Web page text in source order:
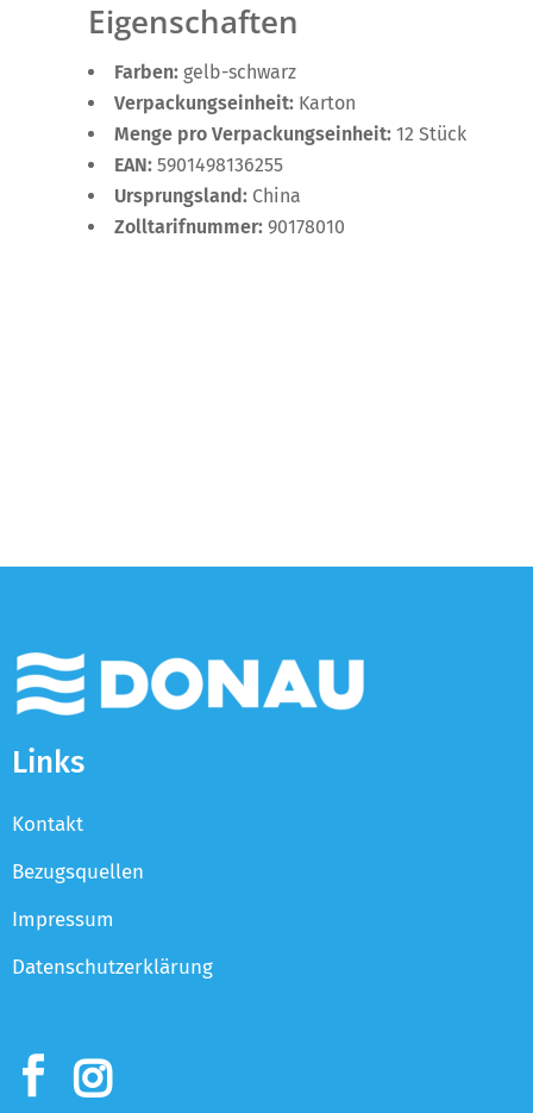
Eigenschaften
Farben: gelb-schwarz
Verpackungseinheit: Karton
Menge pro Verpackungseinheit: 12 Stück
EAN: 5901498136255
Ursprungsland: China
Zolltarifnummer: 90178010
Links
Kontakt
Bezugsquellen
Impressum
Datenschutzerklärung